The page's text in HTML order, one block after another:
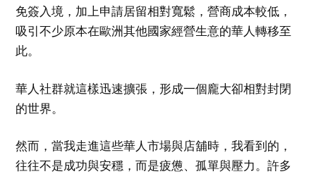
免簽入境，加上申請居留相對寬鬆，營商成本較低，
吸引不少原本在歐洲其他國家經營生意的華人轉移至
此。
華人社群就這樣迅速擴張，形成一個龐大卻相對封閉
的世界。
然而，當我走進這些華人市場與店舖時，我看到的，
往往不是成功與安穩，而是疲憊、孤單與壓力。許多